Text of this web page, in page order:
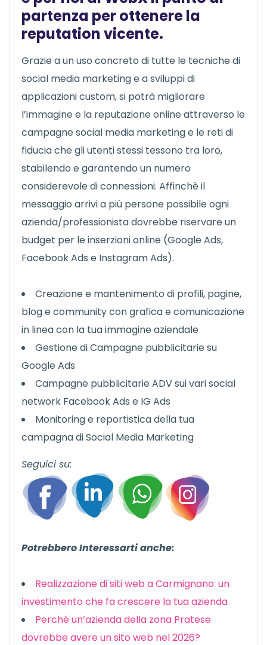
partenza per ottenere la
reputation vicente.
Grazie a un uso concreto di tutte le tecniche di
social media marketing e a sviluppi di
applicazioni custom, si potrà migliorare
l’immagine e la reputazione online attraverso le
campagne social media marketing e le reti di
fiducia che gli utenti stessi tessono tra loro,
stabilendo e garantendo un numero
considerevole di connessioni. Affinchè il
messaggio arrivi a più persone possibile ogni
azienda/professionista dovrebbe riservare un
budget per le inserzioni online (Google Ads,
Facebook Ads e Instagram Ads).
Creazione e mantenimento di profili, pagine,
blog e community con grafica e comunicazione
in linea con la tua immagine aziendale
Gestione di Campagne pubblicitarie su
Google Ads
Campagne pubblicitarie ADV sui vari social
network Facebook Ads e IG Ads
Monitoring e reportistica della tua
campagna di Social Media Marketing
Seguici su:
Potrebbero Interessarti anche:
Realizzazione di siti web a Carmignano: un
investimento che fa crescere la tua azienda
Perché un’azienda della zona Pratese
dovrebbe avere un sito web nel 2026?